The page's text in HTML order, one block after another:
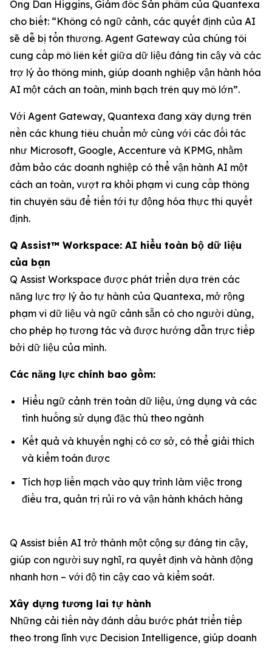
Ông Dan Higgins, Giám đốc Sản phẩm của Quantexa
cho biết: “Không có ngữ cảnh, các quyết định của AI
sẽ dễ bị tổn thương. Agent Gateway của chúng tôi
cung cấp mô liên kết giữa dữ liệu đáng tin cậy và các
trợ lý ảo thông minh, giúp doanh nghiệp vận hành hóa
AI một cách an toàn, minh bạch trên quy mô lớn”.
Với Agent Gateway, Quantexa đang xây dựng trên
nền các khung tiêu chuẩn mở cùng với các đối tác
như Microsoft, Google, Accenture và KPMG, nhằm
đảm bảo các doanh nghiệp có thể vận hành AI một
cách an toàn, vượt ra khỏi phạm vi cung cấp thông
tin chuyên sâu để tiến tới tự động hóa thực thi quyết
định.
Q Assist™ Workspace: AI hiểu toàn bộ dữ liệu
của bạn
Q Assist Workspace được phát triển dựa trên các
năng lực trợ lý ảo tự hành của Quantexa, mở rộng
phạm vi dữ liệu và ngữ cảnh sẵn có cho người dùng,
cho phép họ tương tác và được hướng dẫn trực tiếp
bởi dữ liệu của mình.
Các năng lực chính bao gồm:
Hiểu ngữ cảnh trên toàn dữ liệu, ứng dụng và các
tình huống sử dụng đặc thù theo ngành
Kết quả và khuyến nghị có cơ sở, có thể giải thích
và kiểm toán được
Tích hợp liền mạch vào quy trình làm việc trong
điều tra, quản trị rủi ro và vận hành khách hàng
Q Assist biến AI trở thành một cộng sự đáng tin cậy,
giúp con người suy nghĩ, ra quyết định và hành động
nhanh hơn – với độ tin cậy cao và kiểm soát.
Xây dựng tương lai tự hành
Những cải tiến này đánh dấu bước phát triển tiếp
theo trong lĩnh vực Decision Intelligence, giúp doanh